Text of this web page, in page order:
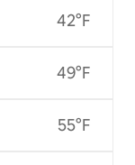
42°F
49°F
55°F